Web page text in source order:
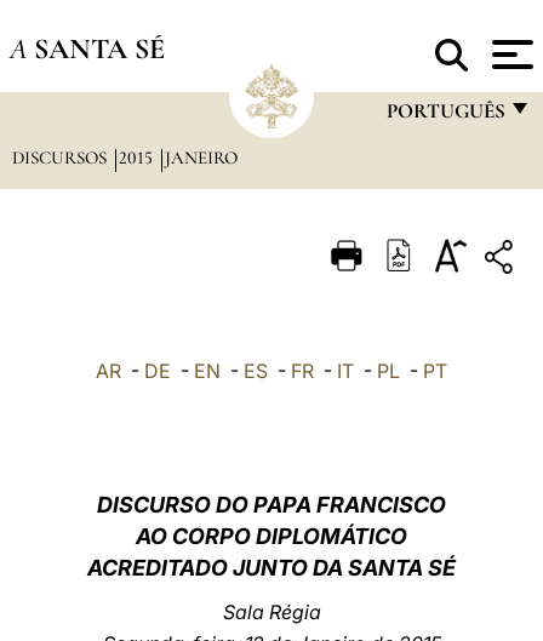
A SANTA SÉ
PORTUGUÊS
ITALIANO
中文
LATINE
DISCURSOS 2015 JANEIRO
AR - DE - EN - ES - FR - IT - PL - PT
DISCURSO DO PAPA FRANCISCO
AO CORPO DIPLOMÁTICO
ACREDITADO JUNTO DA SANTA SÉ
Sala Régia